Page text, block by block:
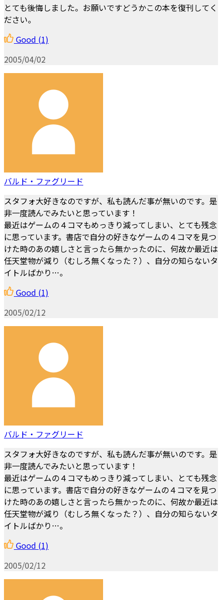
とても後悔しました。お願いですどうかこの本を復刊してく
ださい。
Good (1)
2005/04/02
バルド・ファグリード
スタフォ大好きなのですが、私も読んだ事が無いのです。是
非一度読んでみたいと思っています！
最近はゲームの４コマもめっきり減ってしまい、とても残念
に思っています。書店で自分の好きなゲームの４コマを見つ
けた時のあの嬉しさと言ったら無かったのに、何故か最近は
任天堂物が減り（むしろ無くなった？）、自分の知らないタ
イトルばかり…。
Good (1)
2005/02/12
バルド・ファグリード
スタフォ大好きなのですが、私も読んだ事が無いのです。是
非一度読んでみたいと思っています！
最近はゲームの４コマもめっきり減ってしまい、とても残念
に思っています。書店で自分の好きなゲームの４コマを見つ
けた時のあの嬉しさと言ったら無かったのに、何故か最近は
任天堂物が減り（むしろ無くなった？）、自分の知らないタ
イトルばかり…。
Good (1)
2005/02/12